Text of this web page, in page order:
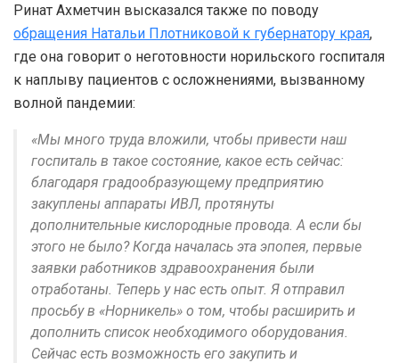
Ринат Ахметчин высказался также по поводу
обращения Натальи Плотниковой к губернатору края,
где она говорит о неготовности норильского госпиталя
к наплыву пациентов с осложнениями, вызванному
волной пандемии:
«Мы много труда вложили, чтобы привести наш
госпиталь в такое состояние, какое есть сейчас:
благодаря градообразующему предприятию
закуплены аппараты ИВЛ, протянуты
дополнительные кислородные провода. А если бы
этого не было? Когда началась эта эпопея, первые
заявки работников здравоохранения были
отработаны. Теперь у нас есть опыт. Я отправил
просьбу в «Норникель» о том, чтобы расширить и
дополнить список необходимого оборудования.
Сейчас есть возможность его закупить и